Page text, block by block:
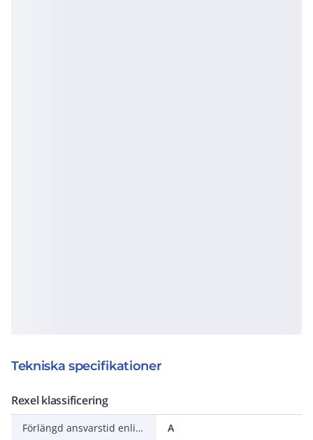
Tekniska specifikationer
Rexel klassificering
Förlängd ansvarstid enligt ALEM-09
A